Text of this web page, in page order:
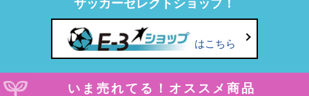
サッカーセレクトショップ！
はこちら
いま売れてる！オススメ商品